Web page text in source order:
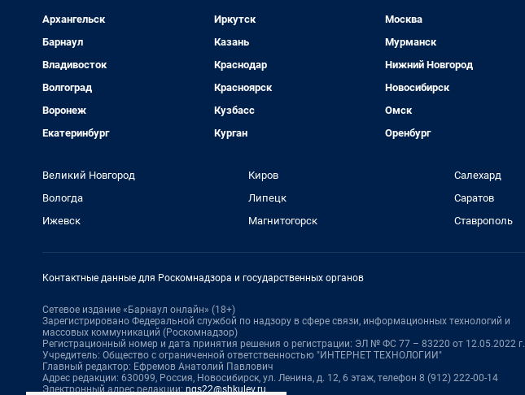
Архангельск
Барнаул
Владивосток
Волгоград
Воронеж
Екатеринбург
Иркутск
Казань
Краснодар
Красноярск
Кузбасс
Курган
Москва
Мурманск
Нижний Новгород
Новосибирск
Омск
Оренбург
Великий Новгород
Вологда
Ижевск
Киров
Липецк
Магнитогорск
Салехард
Саратов
Ставрополь
Контактные данные для Роскомнадзора и государственных органов
Сетевое издание «Барнаул онлайн» (18+)
Зарегистрировано Федеральной службой по надзору в сфере связи, информационных технологий и
массовых коммуникаций (Роскомнадзор)
Регистрационный номер и дата принятия решения о регистрации: ЭЛ № ФС 77 – 83220 от 12.05.2022 г.
Учредитель: Общество с ограниченной ответственностью "ИНТЕРНЕТ ТЕХНОЛОГИИ"
Главный редактор: Ефремов Анатолий Павлович
Адрес редакции: 630099, Россия, Новосибирск, ул. Ленина, д. 12, 6 этаж, телефон 8 (912) 222-00-14
Электронный адрес редакции:ngs22@shkulev.ru